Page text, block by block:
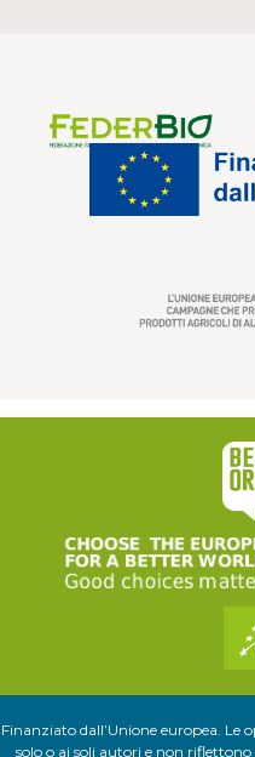
Finanziato dall’Unione europea. Le
solo o ai soli autori e non